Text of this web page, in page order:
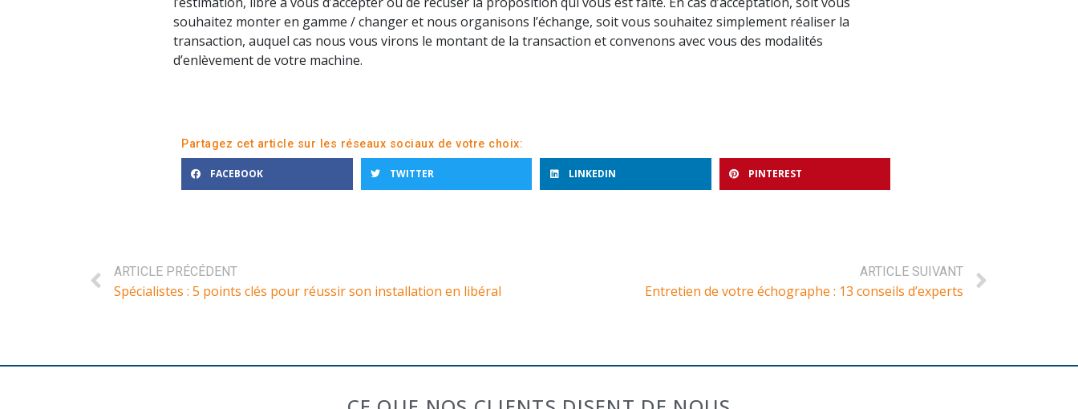
souhaitez monter en gamme / changer et nous organisons l’échange, soit vous souhaitez simplement réaliser la
transaction, auquel cas nous vous virons le montant de la transaction et convenons avec vous des modalités
d’enlèvement de votre machine.
Partagez cet article sur les réseaux sociaux de votre choix:
FACEBOOK TWITTER LINKEDIN PINTEREST
ARTICLE PRÉCÉDENT
Spécialistes : 5 points clés pour réussir son installation en libéral
ARTICLE SUIVANT
Entretien de votre échographe : 13 conseils d’experts